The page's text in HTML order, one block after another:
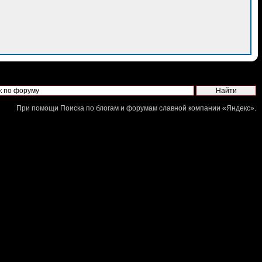
При помощи Поиска по блогам и форумам славной компании «Яндекс».